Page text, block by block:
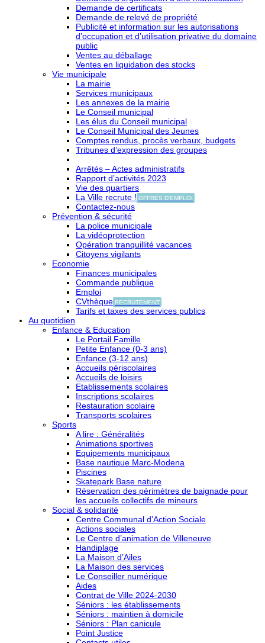
Demande de certificats
Demande de relevé de propriété
Publicité et information sur les autorisations
d’occupation et d’utilisation privative du domaine
public
Ventes au déballage
Ventes en liquidation des stocks
Vie municipale
La mairie
Services municipaux
Les annexes de la mairie
Le Conseil municipal
Les élus du Conseil municipal
Le Conseil Municipal des Jeunes
Comptes rendus, procès verbaux, budgets
Tribunes d’expression des groupes
Arrêtés – Actes administratifs
Rapport d’activités 2023
Vie des quartiers
La Ville recrute ! OFFRES D'EMPLOI
Contactez-nous
Prévention & sécurité
La police municipale
La vidéoprotection
Opération tranquillité vacances
Citoyens vigilants
Economie
Finances municipales
Commande publique
Emploi
CVthèque RECRUTEMENT
Tarifs et taxes des services publics
Au quotidien
Enfance & Education
Le Portail Famille
Petite Enfance (0-3 ans)
Enfance (3-12 ans)
Accueils périscolaires
Accueils de loisirs
Etablissements scolaires
Inscriptions scolaires
Restauration scolaire
Transports scolaires
Sports
A lire : Généralités
Animations sportives
Equipements municipaux
Base nautique Marc-Modena
Piscines
Skatepark Base nature
Réservation des périmètres de baignade pour
les accueils collectifs de mineurs
Social & solidarité
Centre Communal d’Action Sociale
Actions sociales
Le Centre d’animation de Villeneuve
Handiplage
La Maison d’Ailes
La Maison des services
Le Conseiller numérique
Aides
Contrat de Ville 2024-2030
Séniors : les établissements
Séniors : maintien à domicile
Séniors : Plan canicule
Point Justice